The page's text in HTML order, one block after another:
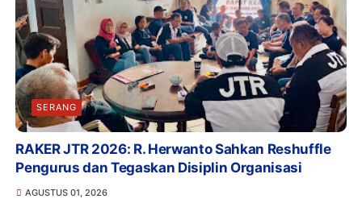
SERANG
RAKER JTR 2026: R. Herwanto Sahkan Reshuffle
Pengurus dan Tegaskan Disiplin Organisasi
AGUSTUS 01, 2026